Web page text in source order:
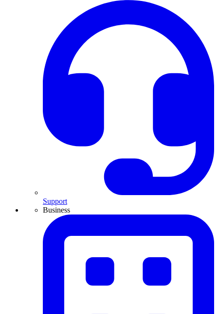
Support
Business